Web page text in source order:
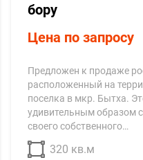
бору
Цена по запросу
Предложен к продаже
расположенный на
поселка в мкр. Бытха.
удивительным образом
своего собственного…
320 кв.м